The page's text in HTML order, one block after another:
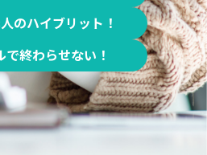
のハイブリット！
で終わらせない！